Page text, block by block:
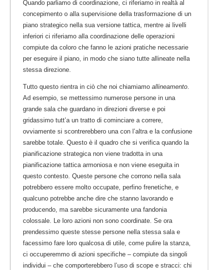
Quando parliamo di coordinazione, ci riferiamo in realtà al
concepimento o alla supervisione della trasformazione di un
piano strategico nella sua versione tattica, mentre ai livelli
inferiori ci riferiamo alla coordinazione delle operazioni
compiute da coloro che fanno le azioni pratiche necessarie
per eseguire il piano, in modo che siano tutte allineate nella
stessa direzione.
Tutto questo rientra in ciò che noi chiamiamo allineamento.
Ad esempio, se mettessimo numerose persone in una
grande sala che guardano in direzioni diverse e poi
gridassimo tutt’a un tratto di cominciare a correre,
ovviamente si scontrerebbero una con l’altra e la confusione
sarebbe totale. Questo è il quadro che si verifica quando la
pianificazione strategica non viene tradotta in una
pianificazione tattica armoniosa e non viene eseguita in
questo contesto. Queste persone che corrono nella sala
potrebbero essere molto occupate, perfino frenetiche, e
qualcuno potrebbe anche dire che stanno lavorando e
producendo, ma sarebbe sicuramente una fandonia
colossale. Le loro azioni non sono coordinate. Se ora
prendessimo queste stesse persone nella stessa sala e
facessimo fare loro qualcosa di utile, come pulire la stanza,
ci occuperemmo di azioni specifiche – compiute da singoli
individui – che comporterebbero l’uso di scope e stracci: chi